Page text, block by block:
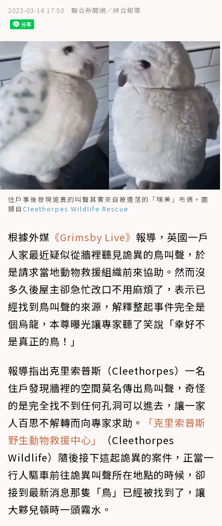
2023-03-16 17:50 聯合新聞網／綜合報導
住戶事後發現詭異的叫聲其實來自被遺落的「嘿美」布偶。圖
擷自 Cleethorpes Wildlife Rescue
根據外媒 《Grimsby Live》 報導，英國一戶
人家最近疑似從牆裡聽見詭異的鳥叫聲，於
是請求當地動物救援組織前來協助。然而沒
多久後屋主卻急忙改口不用麻煩了，表示已
經找到鳥叫聲的來源，解釋整起事件完全是
個烏龍，本尊曝光讓專家聽了笑說「幸好不
是真正的鳥！」
報導指出克里索普斯（Cleethorpes）一名
住戶發現牆裡的空間莫名傳出鳥叫聲，奇怪
的是完全找不到任何孔洞可以進去，讓一家
人百思不解轉而向專家求助。
「克里索普斯
野生動物救援中心」
（Cleethorpes
Wildlife）隨後接下這起詭異的案件，正當一
行人驅車前往詭異叫聲所在地點的時候，卻
接到最新消息那隻「鳥」已經被找到了，讓
大夥兒頓時一頭霧水。